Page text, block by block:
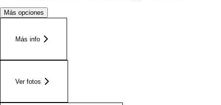
Más opciones
Más info
Ver fotos